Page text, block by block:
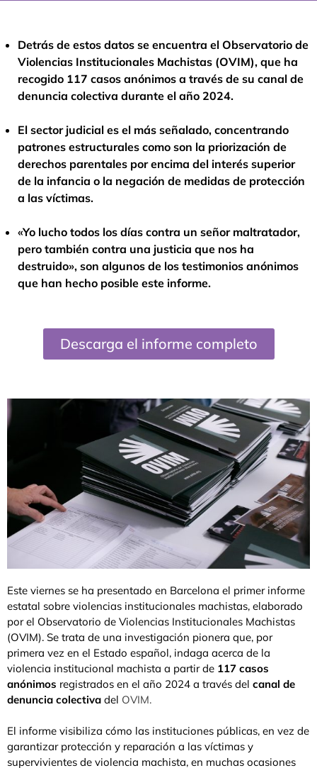
Detrás de estos datos se encuentra el Observatorio de
Violencias Institucionales Machistas (OVIM), que ha
recogido 117 casos anónimos a través de su canal de
denuncia colectiva durante el año 2024.
El sector judicial es el más señalado, concentrando
patrones estructurales como son la priorización de
derechos parentales por encima del interés superior
de la infancia o la negación de medidas de protección
a las víctimas.
«Yo lucho todos los días contra un señor maltratador,
pero también contra una justicia que nos ha
destruido», son algunos de los testimonios anónimos
que han hecho posible este informe.
Descarga el informe completo
Este viernes se ha presentado en Barcelona el primer informe
estatal sobre violencias institucionales machistas, elaborado
por el Observatorio de Violencias Institucionales Machistas
(OVIM). Se trata de una investigación pionera que, por
primera vez en el Estado español, indaga acerca de la
violencia institucional machista a partir de 117 casos
anónimos registrados en el año 2024 a través del canal de
denuncia colectiva del OVIM.
El informe visibiliza cómo las instituciones públicas, en vez de
garantizar protección y reparación a las víctimas y
supervivientes de violencia machista, en muchas ocasiones